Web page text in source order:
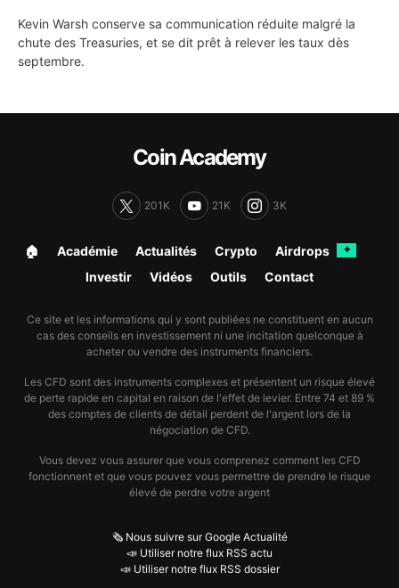
Kevin Warsh conserve sa communication réduite malgré la
chute des Treasuries, et se dit prêt à relever les taux dès
septembre.
Coin Academy
201K 21K 3K
🏠︎ Académie Actualités Crypto Airdrops ✦
Investir Vidéos Outils Contact
Ce site et les informations qui y sont publiées ne constituent en aucun
cas des conseils en investissement ni une incitation quelconque à
acheter ou vendre des instruments financiers.
Les CFD sont des instruments complexes et présentent un risque élevé
de perte rapide en capital en raison de l'effet de levier. Entre 74 et 89 %
des comptes de clients de détail perdent de l'argent lors de la
négociation de CFD.
Vous devez vous assurer que vous comprenez comment les CFD
fonctionnent et que vous pouvez vous permettre de prendre le risque
élevé de perdre votre argent
🗞️ Nous suivre sur Google Actualité
📣 Utiliser notre flux RSS actu
📣 Utiliser notre flux RSS dossier